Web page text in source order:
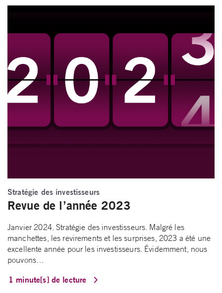
Stratégie des investisseurs
Revue de l’année 2023
Janvier 2024. Stratégie des investisseurs. Malgré les
manchettes, les revirements et les surprises, 2023 a été une
excellente année pour les investisseurs. Évidemment, nous
pouvons…
1 minute[s] de lecture